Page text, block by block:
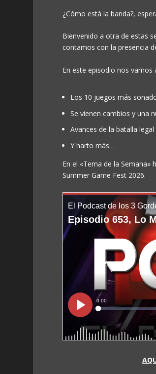
¿Cómo está la banda?,
Bienvenido a otra de estas
contamos con la presencia
En este episodio nos vamos
Los 10 juegos más
Se vienen cambios y una
Avances de la batalla
Y harto más…
En el «Tema de la
Summer Game Fest 2026.